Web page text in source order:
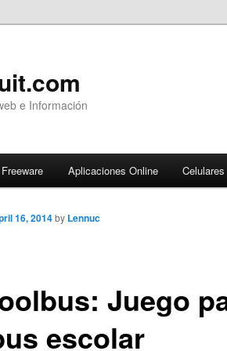
e Información
Freeware Aplicaciones Online Celulares
Juego
escolar
16, 2014 by Lennuc